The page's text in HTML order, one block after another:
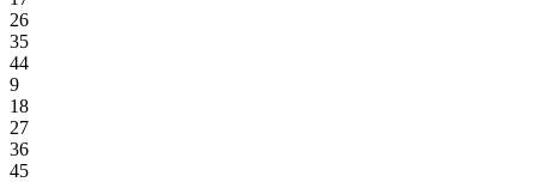
26
35
44
9
18
27
36
45